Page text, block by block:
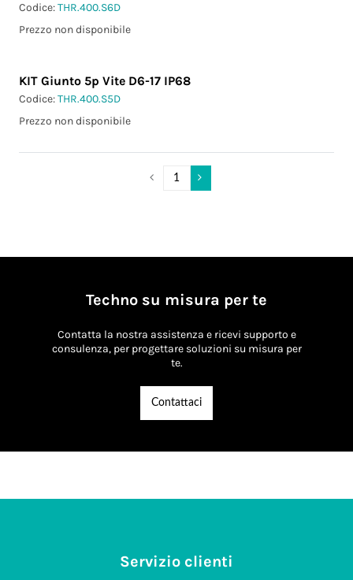
Codice:THR.400.S6D
Prezzo non disponibile
KIT Giunto 5p Vite D6-17 IP68
Codice:THR.400.S5D
Prezzo non disponibile
Techno su misura per te
Contatta la nostra assistenza e ricevi supporto e
consulenza, per progettare soluzioni su misura per
te.
Contattaci
Servizio clienti